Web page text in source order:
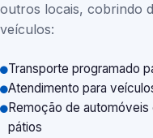
outros locais, cobrindo
veículos:
Transporte programado
Atendimento para
Remoção de
pátios